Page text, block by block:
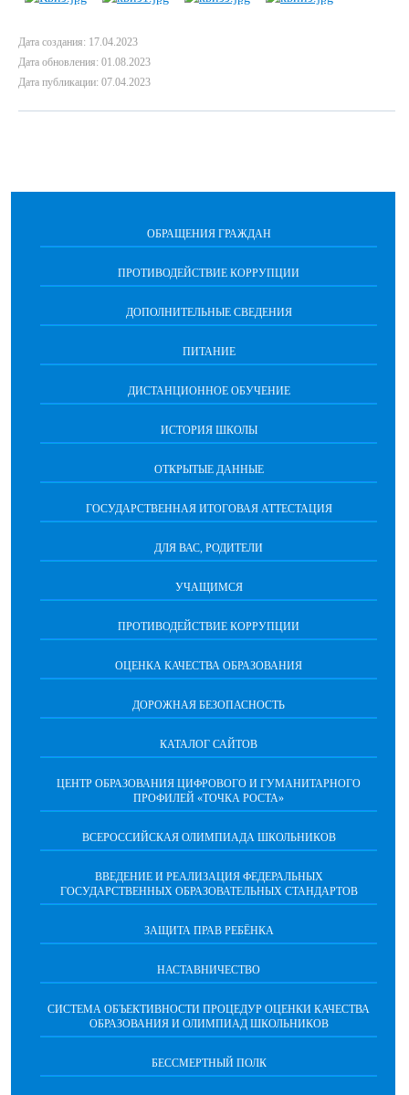
Дата создания: 17.04.2023
Дата обновления: 01.08.2023
Дата публикации: 07.04.2023
ОБРАЩЕНИЯ ГРАЖДАН
ПРОТИВОДЕЙСТВИЕ КОРРУПЦИИ
ДОПОЛНИТЕЛЬНЫЕ СВЕДЕНИЯ
ПИТАНИЕ
ДИСТАНЦИОННОЕ ОБУЧЕНИЕ
ИСТОРИЯ ШКОЛЫ
ОТКРЫТЫЕ ДАННЫЕ
ГОСУДАРСТВЕННАЯ ИТОГОВАЯ АТТЕСТАЦИЯ
ДЛЯ ВАС, РОДИТЕЛИ
УЧАЩИМСЯ
ПРОТИВОДЕЙСТВИЕ КОРРУПЦИИ
ОЦЕНКА КАЧЕСТВА ОБРАЗОВАНИЯ
ДОРОЖНАЯ БЕЗОПАСНОСТЬ
КАТАЛОГ САЙТОВ
ЦЕНТР ОБРАЗОВАНИЯ ЦИФРОВОГО И ГУМАНИТАРНОГО
ПРОФИЛЕЙ «ТОЧКА РОСТА»
ВСЕРОССИЙСКАЯ ОЛИМПИАДА ШКОЛЬНИКОВ
ВВЕДЕНИЕ И РЕАЛИЗАЦИЯ ФЕДЕРАЛЬНЫХ
ГОСУДАРСТВЕННЫХ ОБРАЗОВАТЕЛЬНЫХ СТАНДАРТОВ
ЗАЩИТА ПРАВ РЕБЁНКА
НАСТАВНИЧЕСТВО
CИСТЕМА ОБЪЕКТИВНОСТИ ПРОЦЕДУР ОЦЕНКИ КАЧЕСТВА
ОБРАЗОВАНИЯ И ОЛИМПИАД ШКОЛЬНИКОВ
БЕССМЕРТНЫЙ ПОЛК